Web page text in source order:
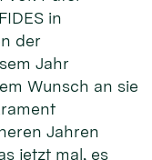
in
der
Jahr
Wunsch an sie
Jahren
jetzt mal, es